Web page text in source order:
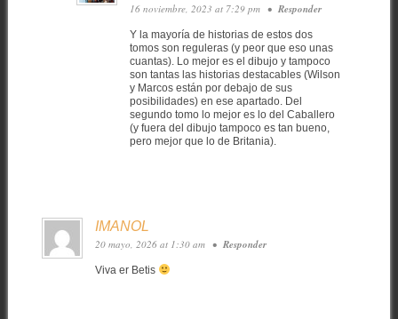
16 noviembre, 2023 at 7:29 pm • Responder
Y la mayoría de historias de estos dos
tomos son reguleras (y peor que eso unas
cuantas). Lo mejor es el dibujo y tampoco
son tantas las historias destacables (Wilson
y Marcos están por debajo de sus
posibilidades) en ese apartado. Del
segundo tomo lo mejor es lo del Caballero
(y fuera del dibujo tampoco es tan bueno,
pero mejor que lo de Britania).
IMANOL
20 mayo, 2026 at 1:30 am • Responder
Viva er Betis